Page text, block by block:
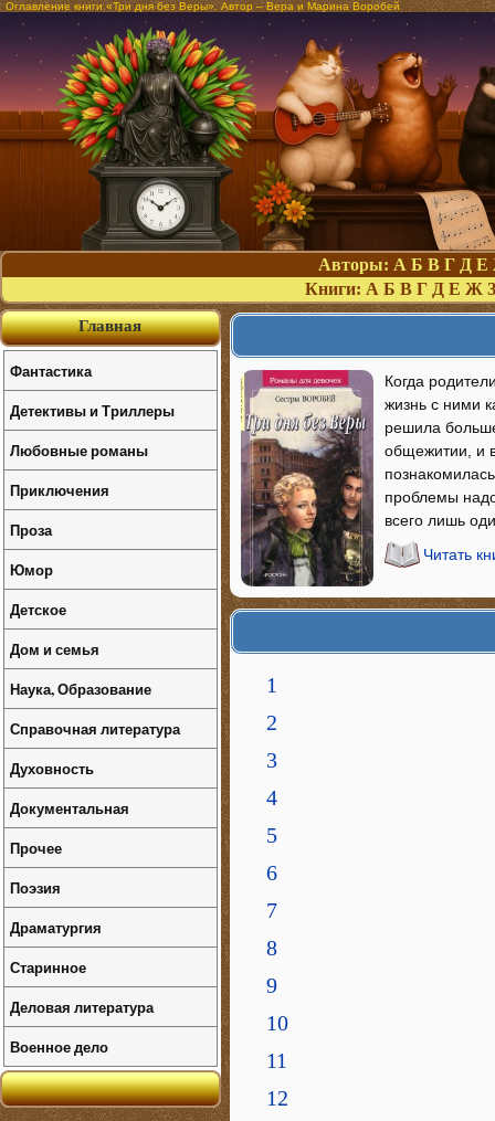
Оглавление книги «Три дня без Веры». Автор – Вера и Марина Воробей
Авторы: А Б В Г Д Е
Книги: А Б В Г Д Е Ж З
Когда
жизнь с ними
решила
общежитии, и
проблемы
всего лишь
Читать
1
2
3
4
5
6
7
8
9
10
11
12
Главная
Фантастика
Детективы и Триллеры
Любовные романы
Приключения
Проза
Юмор
Детское
Дом и семья
Наука, Образование
Справочная литература
Духовность
Документальная
Прочее
Поэзия
Драматургия
Старинное
Деловая литература
Военное дело